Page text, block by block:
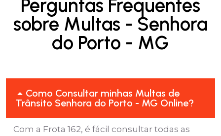
Perguntas Frequentes
sobre Multas - Senhora
do Porto - MG
Como Consultar minhas Multas de
Trânsito Senhora do Porto - MG Online?
Com a Frota 162, é fácil consultar todas as